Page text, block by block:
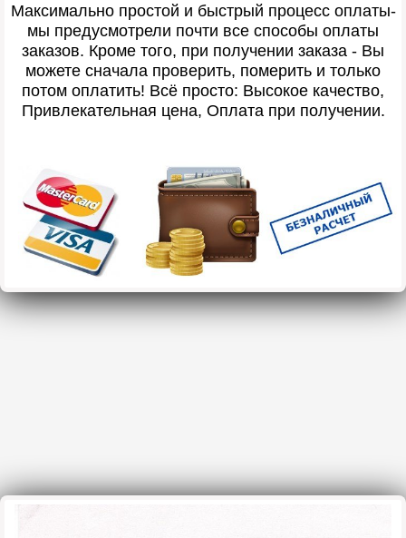
Максимально простой и быстрый процесс оплаты-
мы предусмотрели почти все способы оплаты
заказов. Кроме того, при получении заказа - Вы
можете сначала проверить, померить и только
потом оплатить! Всё просто: Высокое качество,
Привлекательная цена, Оплата при получении.